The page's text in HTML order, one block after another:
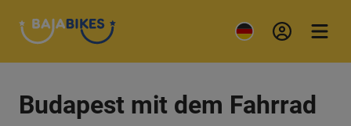
Budapest mit dem Fahrrad